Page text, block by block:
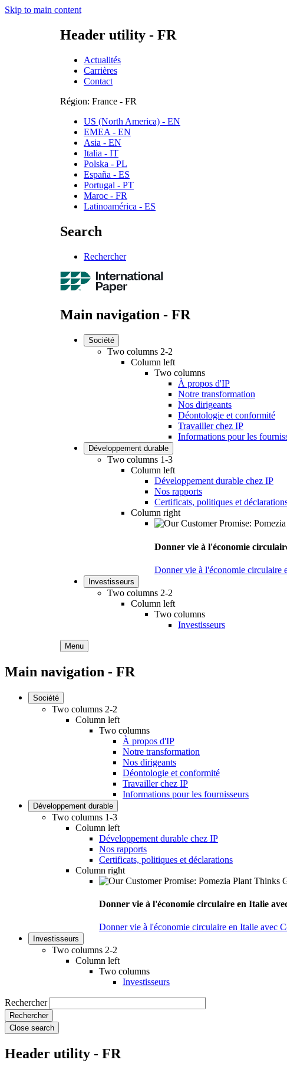
Skip to main content
Header utility - FR
Actualités
Carrières
Contact
Région: France - FR
US (North America) - EN
EMEA - EN
Asia - EN
Italia - IT
Polska - PL
España - ES
Portugal - PT
Maroc - FR
Latinoamérica - ES
Search
Rechercher
Main navigation - FR
Société
Two columns 2-2
Column left
Two columns
À propos d'IP
Notre transformation
Nos dirigeants
Déontologie et conformité
Travailler chez IP
Informations pour les
Développement durable
Two columns 1-3
Column left
Développement durable chez IP
Nos rapports
Certificats, politiques et
Column right
Donner vie à l'économie
Donner vie à l'économie circulaire
Investisseurs
Two columns 2-2
Column left
Two columns
Investisseurs
Menu
Main navigation - FR
Société
Two columns 2-2
Column left
Two columns
À propos d'IP
Notre transformation
Nos dirigeants
Déontologie et conformité
Travailler chez IP
Informations pour les fournisseurs
Développement durable
Two columns 1-3
Column left
Développement durable chez IP
Nos rapports
Certificats, politiques et déclarations
Column right
Donner vie à l'économie circulaire en Italie
Donner vie à l'économie circulaire en Italie avec
Investisseurs
Two columns 2-2
Column left
Two columns
Investisseurs
Rechercher
Close search
Header utility - FR